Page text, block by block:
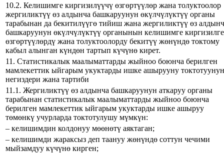
10.2. Келишимге киргизилүүчү өзгөртүүлөр жана толуктоолор
жергиликтүү өз алдынча башкаруунун өкүлчүлүктүү органы
тарабынан да бекитилүүгө тийиш жана жергиликтүү өз
башкаруунун өкүлчүлүктүү органынын келишимге
өзгөртүүлөрдү жана толуктоолорду бекитүү жөнүндө токтому
кабыл алынган күндөн тартып күчүнө кирет.
11. Статистикалык маалыматтарды жыйноо боюнча берилген
мамлекеттик ыйгарым укуктарды ишке ашырууну токтотуунун
негиздери жана тартиби
11.1. Жергиликтүү өз алдынча башкаруунун аткаруу органы
тарабынан статистикалык маалыматтарды жыйноо боюнча
берилген мамлекеттик ыйгарым укуктарды ишке ашыруу
төмөнкү учурларда токтотулушу мүмкүн:
– келишимдин колдонуу мөөнөтү аяктаган;
– келишимди жараксыз деп таануу жөнүндө соттун чечими
мыйзамдуу күчүнө кирген;